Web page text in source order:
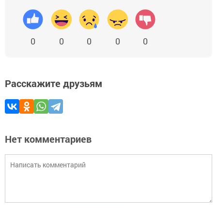
0 0 0 0 0
Расскажите друзьям
Нет комментариев